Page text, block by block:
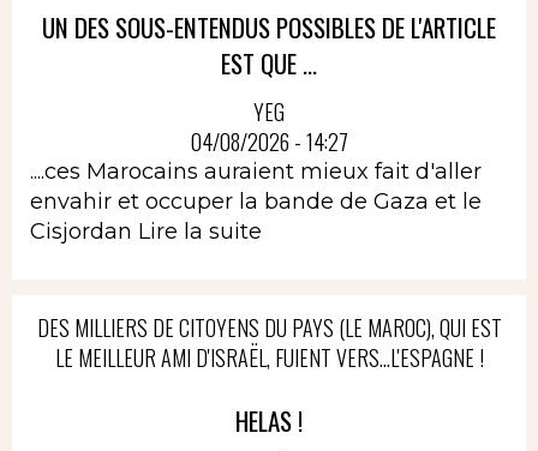
UN DES SOUS-ENTENDUS POSSIBLES DE L'ARTICLE
EST QUE ...
YEG
04/08/2026 - 14:27
....ces Marocains auraient mieux fait d'aller
envahir et occuper la bande de Gaza et le
Cisjordan Lire la suite
DES MILLIERS DE CITOYENS DU PAYS (LE MAROC), QUI EST
LE MEILLEUR AMI D'ISRAËL, FUIENT VERS...L'ESPAGNE !
HELAS !